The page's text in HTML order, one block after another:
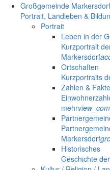
Großgemeinde Markersdorf
Portrait, Landleben &
Portrait
Leben in der
Kurzportrait
Markersdorf
Ortschaften
Kurzportraits
Zahlen &
mehr
Markersdorf
Historisches
Geschichte